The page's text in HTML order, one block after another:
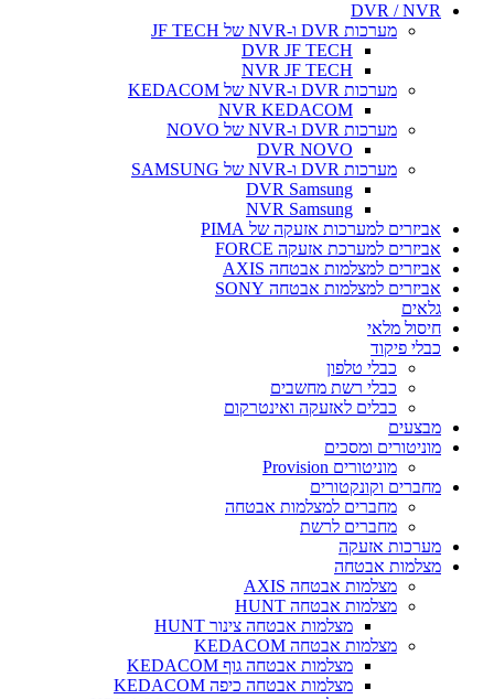
DVR / NVR
מערכות DVR ו-NVR של JF TECH
DVR JF TECH
NVR JF TECH
מערכות DVR ו-NVR של KEDACOM
NVR KEDACOM
מערכות DVR ו-NVR של NOVO
DVR NOVO
מערכות DVR ו-NVR של SAMSUNG
DVR Samsung
NVR Samsung
אביזרים למערכות אזעקה של PIMA
אביזרים למערכת אזעקה FORCE
אביזרים למצלמות אבטחה AXIS
אביזרים למצלמות אבטחה SONY
גלאים
חיסול מלאי
כבלי פיקוד
כבלי טלפון
כבלי רשת מחשבים
כבלים לאזעקה ואינטרקום
מבצעים
מוניטורים ומסכים
מוניטורים Provision
מחברים וקונקטורים
מחברים למצלמות אבטחה
מחברים לרשת
מערכות אזעקה
מצלמות אבטחה
מצלמות אבטחה AXIS
מצלמות אבטחה HUNT
מצלמות אבטחה צינור HUNT
מצלמות אבטחה KEDACOM
מצלמות אבטחה גוף KEDACOM
מצלמות אבטחה כיפה KEDACOM